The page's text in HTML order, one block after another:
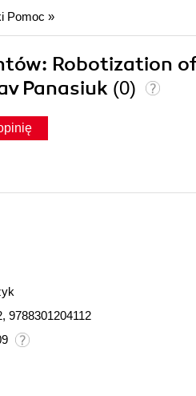
Pomoc »
Robotization
Panasiuk (0)
9788301204112